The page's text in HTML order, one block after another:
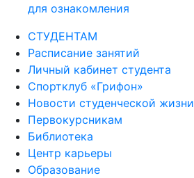
для ознакомления
СТУДЕНТАМ
Расписание занятий
Личный кабинет студента
Спортклуб «Грифон»
Новости студенческой жизни
Первокурсникам
Библиотека
Центр карьеры
Образование